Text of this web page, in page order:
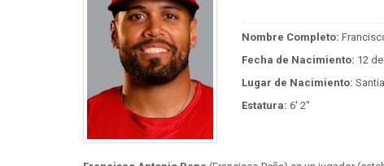
Nombre Completo:
Fecha de Nacimiento: 12
Lugar de Nacimiento:
Estatura: 6' 2"